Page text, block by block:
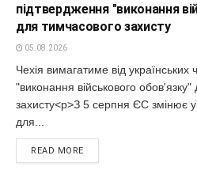
підтвердження "виконання
для тимчасового захисту
05.08.2026
Чехія вимагатиме від українських
"виконання військового
захисту<p>З 5 серпня ЄС змінює
для...
READ MORE